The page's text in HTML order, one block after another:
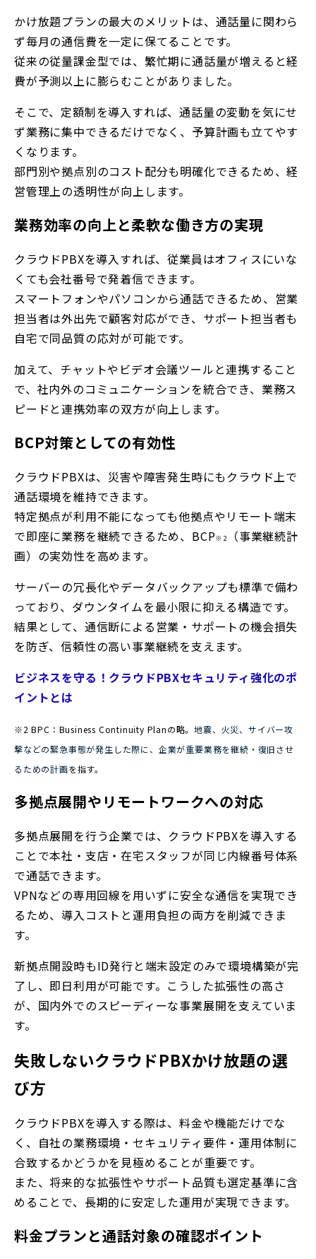
かけ放題プランの最大のメリットは、通話量に関わら
ず毎月の通信費を一定に保てることです。
従来の従量課金型では、繁忙期に通話量が増えると経
費が予測以上に膨らむことがありました。
そこで、定額制を導入すれば、通話量の変動を気にせ
ず業務に集中できるだけでなく、予算計画も立てやす
くなります。
部門別や拠点別のコスト配分も明確化できるため、経
営管理上の透明性が向上します。
業務効率の向上と柔軟な働き方の実現
クラウドPBXを導入すれば、従業員はオフィスにいな
くても会社番号で発着信できます。
スマートフォンやパソコンから通話できるため、営業
担当者は外出先で顧客対応ができ、サポート担当者も
自宅で同品質の応対が可能です。
加えて、チャットやビデオ会議ツールと連携すること
で、社内外のコミュニケーションを統合でき、業務ス
ピードと連携効率の双方が向上します。
BCP対策としての有効性
クラウドPBXは、災害や障害発生時にもクラウド上で
通話環境を維持できます。
特定拠点が利用不能になっても他拠点やリモート端末
で即座に業務を継続できるため、BCP※2
（事業継続計
画）の実効性を高めます。
サーバーの冗長化やデータバックアップも標準で備わ
っており、ダウンタイムを最小限に抑える構造です。
結果として、通信断による営業・サポートの機会損失
を防ぎ、信頼性の高い事業継続を支えます。
ビジネスを守る！クラウドPBXセキュリティ強化のポ
イントとは
※2 BPC：Business Continuity Planの略。地震、火災、サイバー攻
撃などの緊急事態が発生した際に、企業が重要業務を継続・復旧させ
るための計画を指す。
多拠点展開やリモートワークへの対応
多拠点展開を行う企業では、クラウドPBXを導入する
ことで本社・支店・在宅スタッフが同じ内線番号体系
で通話できます。
VPNなどの専用回線を用いずに安全な通信を実現でき
るため、導入コストと運用負担の両方を削減できま
す。
新拠点開設時もID発行と端末設定のみで環境構築が完
了し、即日利用が可能です。こうした拡張性の高さ
が、国内外でのスピーディーな事業展開を支えていま
す。
失敗しないクラウドPBXかけ放題の選
び方
クラウドPBXを導入する際は、料金や機能だけでな
く、自社の業務環境・セキュリティ要件・運用体制に
合致するかどうかを見極めることが重要です。
また、将来的な拡張性やサポート品質も選定基準に含
めることで、長期的に安定した運用が実現できます。
料金プランと通話対象の確認ポイント